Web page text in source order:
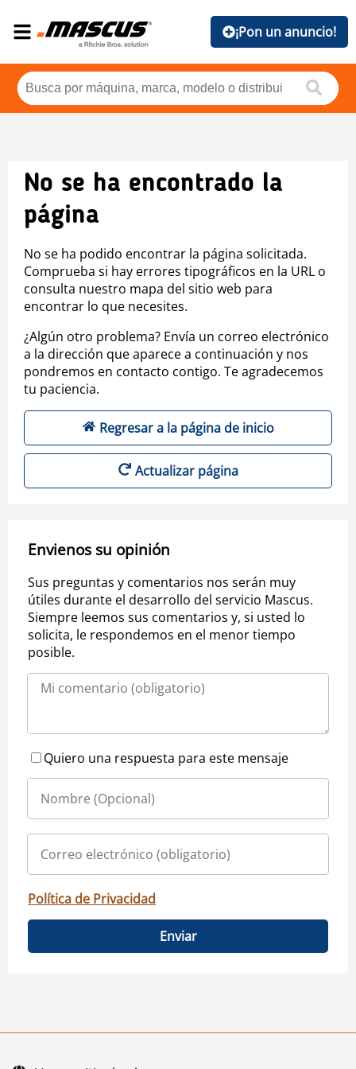
¡Pon un anuncio!
No se ha encontrado la
página
No se ha podido encontrar la página solicitada.
Comprueba si hay errores tipográficos en la URL o
consulta nuestro mapa del sitio web para
encontrar lo que necesites.
¿Algún otro problema? Envía un correo electrónico
a la dirección que aparece a continuación y nos
pondremos en contacto contigo. Te agradecemos
tu paciencia.
Regresar a la página de inicio
Actualizar página
Envienos su opinión
Sus preguntas y comentarios nos serán muy
útiles durante el desarrollo del servicio Mascus.
Siempre leemos sus comentarios y, si usted lo
solicita, le respondemos en el menor tiempo
posible.
Quiero una respuesta para este mensaje
Política de Privacidad
Enviar